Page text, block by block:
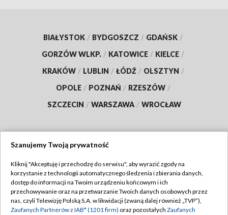
BIAŁYSTOK / BYDGOSZCZ / GDAŃSK /
GORZÓW WLKP. / KATOWICE / KIELCE /
KRAKÓW / LUBLIN / ŁÓDŹ / OLSZTYN /
OPOLE / POZNAŃ / RZESZÓW /
SZCZECIN / WARSZAWA / WROCŁAW
TVP
Abonament TVP
Emisja w TVP
Regulamin TVP
Polityka prywatności
Szanujemy Twoją prywatność
Kliknij "Akceptuję i przechodzę do serwisu", aby wyrazić zgody na
korzystanie z technologii automatycznego śledzenia i zbierania danych,
dostęp do informacji na Twoim urządzeniu końcowym i ich
przechowywanie oraz na przetwarzanie Twoich danych osobowych przez
nas, czyli Telewizję Polską S.A. w likwidacji (zwaną dalej również „TVP”),
Zaufanych Partnerów z IAB* (1201 firm) oraz pozostałych Zaufanych